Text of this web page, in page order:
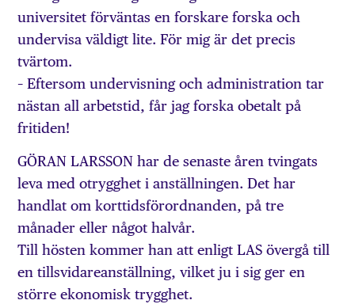
universitet förväntas en forskare forska och
undervisa väldigt lite. För mig är det precis
tvärtom.
– Eftersom undervisning och administration tar
nästan all arbetstid, får jag forska obetalt på
fritiden!
GÖRAN LARSSON har de senaste åren tvingats
leva med otrygghet i anställningen. Det har
handlat om korttidsförordnanden, på tre
månader eller något halvår.
Till hösten kommer han att enligt LAS övergå till
en tillsvidareanställning, vilket ju i sig ger en
större ekonomisk trygghet.